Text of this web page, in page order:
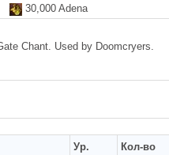
30,000 Adena
Chant. Used by Doomcryers.
Ур. Кол-во